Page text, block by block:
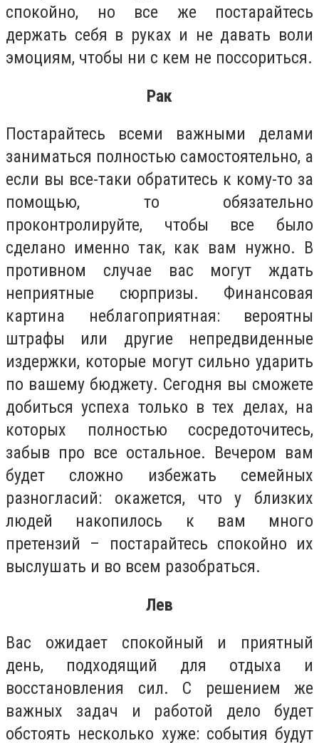
спокойно, но все же постарайтесь
держать себя в руках и не давать воли
эмоциям, чтобы ни с кем не поссориться.
Рак
Постарайтесь всеми важными делами
заниматься полностью самостоятельно, а
если вы все-таки обратитесь к кому-то за
помощью, то обязательно
проконтролируйте, чтобы все было
сделано именно так, как вам нужно. В
противном случае вас могут ждать
неприятные сюрпризы. Финансовая
картина неблагоприятная: вероятны
штрафы или другие непредвиденные
издержки, которые могут сильно ударить
по вашему бюджету. Сегодня вы сможете
добиться успеха только в тех делах, на
которых полностью сосредоточитесь,
забыв про все остальное. Вечером вам
будет сложно избежать семейных
разногласий: окажется, что у близких
людей накопилось к вам много
претензий – постарайтесь спокойно их
выслушать и во всем разобраться.
Лев
Вас ожидает спокойный и приятный
день, подходящий для отдыха и
восстановления сил. С решением же
важных задач и работой дело будет
обстоять несколько хуже: события будут